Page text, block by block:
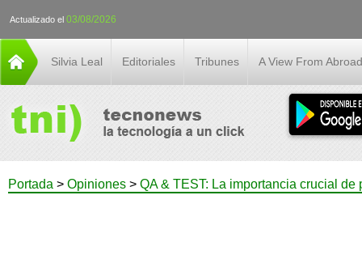
Actualizado el 03/08/2026
Silvia Leal Editoriales Tribunes A View From Abroad
Portada > Opiniones > QA & TEST: La importancia crucial